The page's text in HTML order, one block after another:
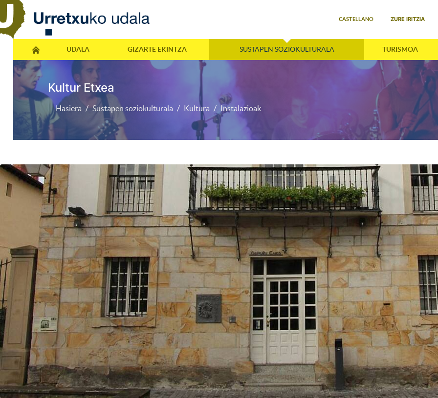
CASTELLANO ZURE IRITZIA
UDALA GIZARTE EKINTZA SUSTAPEN SOZIOKULTURALA TURISMOA
Kultur Etxea
Hasiera Sustapen soziokulturala Kultura Instalazioak